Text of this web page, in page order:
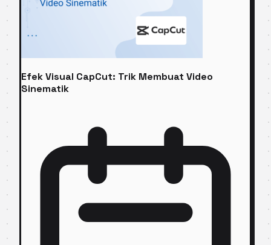
Efek Visual CapCut: Trik Membuat Video
Sinematik